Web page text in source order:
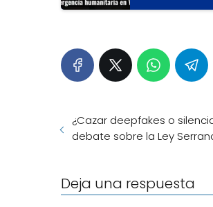
¿Cazar deepfakes o
debate sobre la Ley
Deja una respuesta